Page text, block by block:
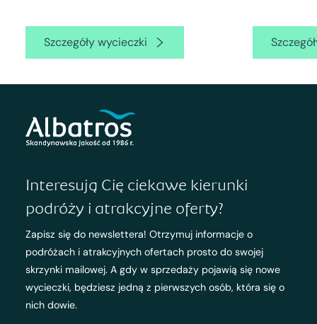
Szczegóły wycieczki
Interesują Cię ciekawe kierunki
podróży i atrakcyjne oferty?
Zapisz się do newslettera! Otrzymuj informacje o
podróżach i atrakcyjnych ofertach prosto do swojej
skrzynki mailowej. A gdy w sprzedaży pojawią się nowe
wycieczki, będziesz jedną z pierwszych osób, która się o
nich dowie.